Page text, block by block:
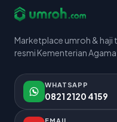
Marketplace umroh & haji
resmi Kementerian Agama.
WHATSAPP
0821 2120 4159